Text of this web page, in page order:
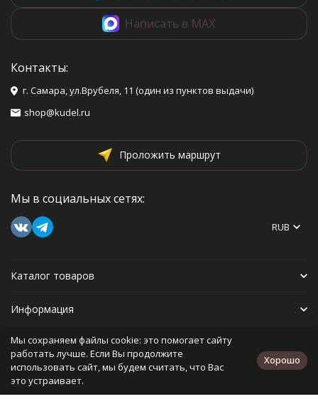
Написать в MAX
Контакты:
г. Самара, ул.Врубеля, 11 (один из пунктов выдачи)
shop@kudel.ru
Проложить маршрут
Мы в социальных сетях:
RUB
Каталог товаров
Информация
Прочее
Политика персональных данных
Мы сохраняем файлы cookie: это помогает сайту
работать лучше. Если Вы продолжите
использовать сайт, мы будем считать, что Вас
это устраивает.
Хорошо